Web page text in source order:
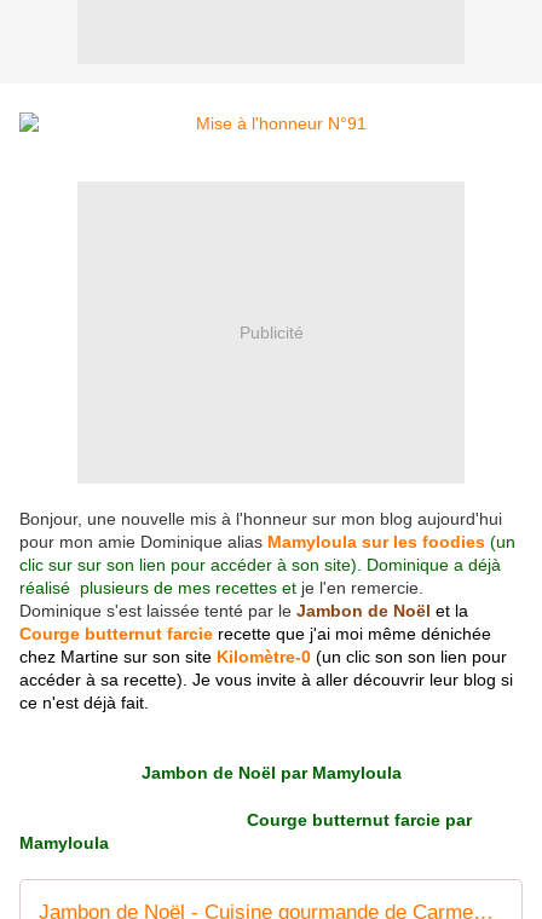
Publicité
Bonjour, une nouvelle mis à l'honneur sur mon blog aujourd'hui
pour mon amie Dominique alias Mamyloula sur les foodies (un
clic sur sur son lien pour accéder à son site). Dominique a déjà
réalisé plusieurs de mes recettes et je l'en remercie.
Dominique s'est laissée tenté par le Jambon de Noël et la
Courge butternut farcie recette que j'ai moi même dénichée
chez Martine sur son site Kilomètre-0 (un clic son son lien pour
accéder à sa recette) . Je vous invite à aller découvrir leur blog si
ce n'est déjà fait.
Jambon de Noël par Mamyloula
Courge butternut farcie par
Mamyloula
Jambon de Noël - Cuisine gourmande de Carmencita